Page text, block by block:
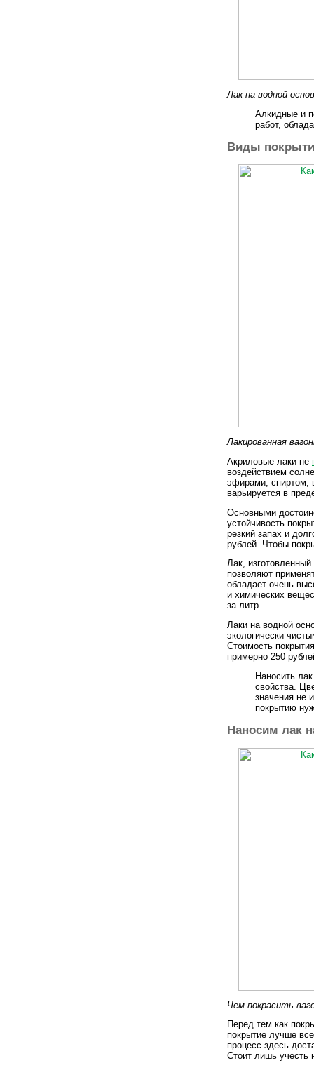
Лак на водной
Алкидные и
работ,
Виды
Лакированная
Акриловые лаки не
воздействием
эфирами, спиртом,
варьируется в
Основными
устойчивость
резкий запах и
рублей. Чтобы
Лак,
позволяют
обладает очень
и химических
за литр.
Лаки на водной
экологически
Стоимость
примерно 250
Наносить
свойства.
значения не
покрытию
Наносим лак
Чем покрасить
Перед тем как
покрытие лучше
процесс здесь
Стоит лишь учесть